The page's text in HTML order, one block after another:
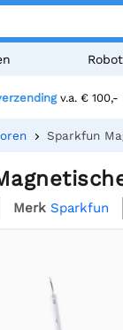
v.a. € 100,-
Sparkfun
Merk Sparkfun